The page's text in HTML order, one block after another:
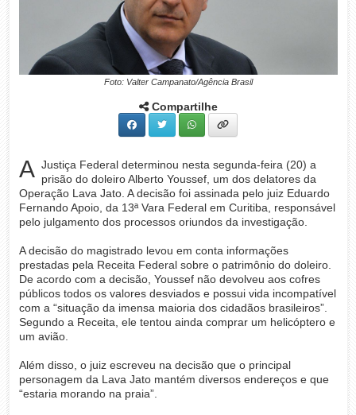
Foto: Valter Campanato/Agência Brasil
Compartilhe
A Justiça Federal determinou nesta segunda-feira (20) a
prisão do doleiro Alberto Youssef, um dos delatores da
Operação Lava Jato. A decisão foi assinada pelo juiz Eduardo
Fernando Apoio, da 13ª Vara Federal em Curitiba, responsável
pelo julgamento dos processos oriundos da investigação.
A decisão do magistrado levou em conta informações
prestadas pela Receita Federal sobre o patrimônio do doleiro.
De acordo com a decisão, Youssef não devolveu aos cofres
públicos todos os valores desviados e possui vida incompatível
com a “situação da imensa maioria dos cidadãos brasileiros”.
Segundo a Receita, ele tentou ainda comprar um helicóptero e
um avião.
Além disso, o juiz escreveu na decisão que o principal
personagem da Lava Jato mantém diversos endereços e que
“estaria morando na praia”.